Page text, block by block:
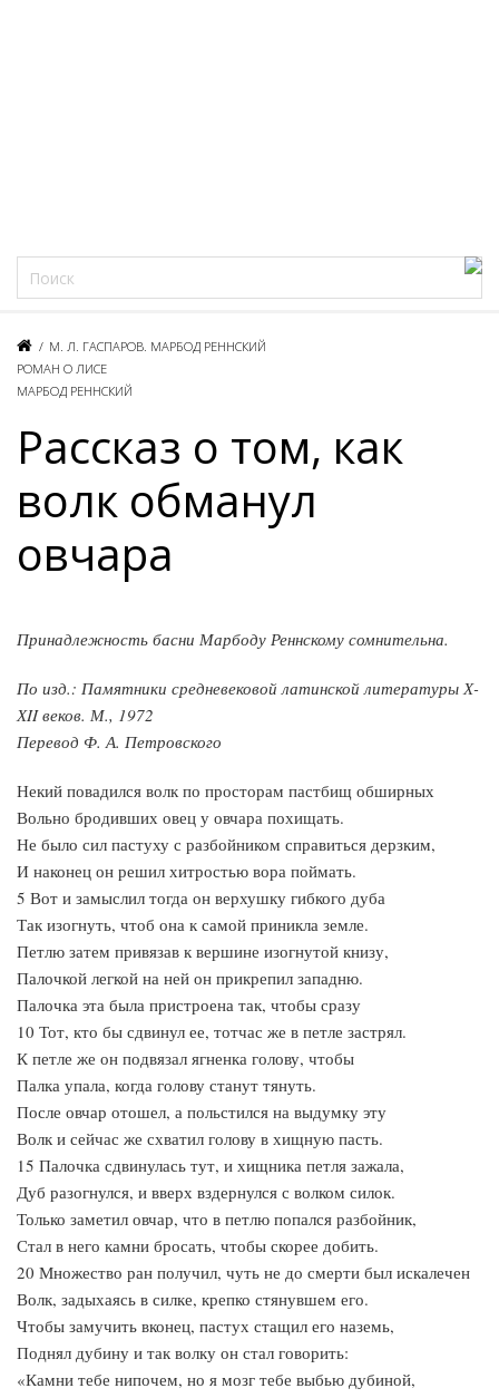
/ М. Л. ГАСПАРОВ. МАРБОД РЕННСКИЙ
РОМАН О ЛИСЕ
МАРБОД РЕННСКИЙ
Рассказ о том, как
волк обманул
овчара
Принадлежность басни Марбоду Реннскому сомнительна.
По изд.: Памятники средневековой латинской литературы Х-
ХII веков. М., 1972
Перевод Ф. А. Петровского
Некий повадился волк по просторам пастбищ обширных
Вольно бродивших овец у овчара похищать.
Не было сил пастуху с разбойником справиться дерзким,
И наконец он решил хитростью вора поймать.
5 Вот и замыслил тогда он верхушку гибкого дуба
Так изогнуть, чтоб она к самой приникла земле.
Петлю затем привязав к вершине изогнутой книзу,
Палочкой легкой на ней он прикрепил западню.
Палочка эта была пристроена так, чтобы сразу
10 Тот, кто бы сдвинул ее, тотчас же в петле застрял.
К петле же он подвязал ягненка голову, чтобы
Палка упала, когда голову станут тянуть.
После овчар отошел, а польстился на выдумку эту
Волк и сейчас же схватил голову в хищную пасть.
15 Палочка сдвинулась тут, и хищника петля зажала,
Дуб разогнулся, и вверх вздернулся с волком силок.
Только заметил овчар, что в петлю попался разбойник,
Стал в него камни бросать, чтобы скорее добить.
20 Множество ран получил, чуть не до смерти был искалечен
Волк, задыхаясь в силке, крепко стянувшем его.
Чтобы замучить вконец, пастух стащил его наземь,
Поднял дубину и так волку он стал говорить:
«Камни тебе нипочем, но я мозг тебе выбью дубиной,